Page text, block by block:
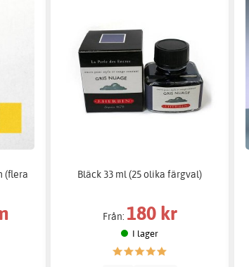
(flera
Bläck 33 ml (25 olika färgval)
Från: 180 kr
I lager